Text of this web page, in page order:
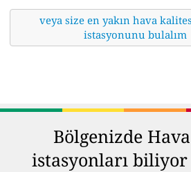
veya size en yakın hava
istasyonunu bulalım
Bölgenizde
istasyonları